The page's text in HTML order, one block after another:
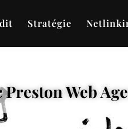
Stratégie
Web